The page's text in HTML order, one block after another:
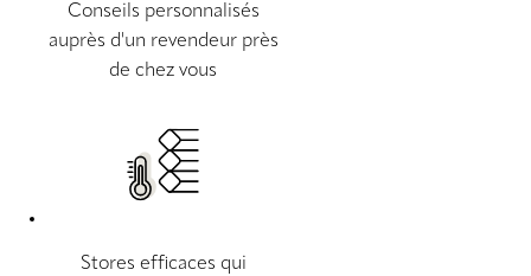
Conseils personnalisés
auprès d'un revendeur près
de chez vous
Stores efficaces qui